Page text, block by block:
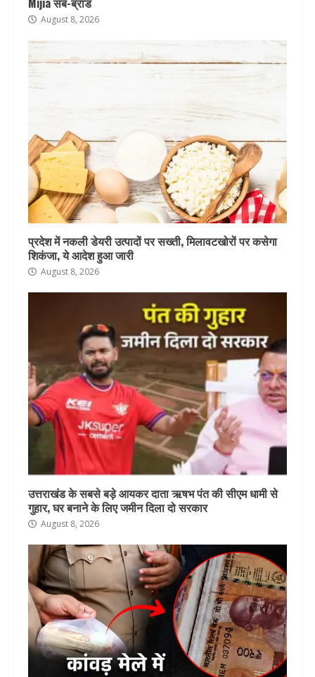
August 8, 2026
प्रदेश में नकली डेयरी उत्पादों पर सख्ती, मिलावटखोरों पर कसेगा
शिकंजा, ये आदेश हुआ जारी
August 8, 2026
उत्तराखंड के सबसे बड़े आयकर दाता ऋषभ पंत की सीएम धामी से
गुहार, घर बनाने के लिए जमीन दिला दो सरकार
August 8, 2026